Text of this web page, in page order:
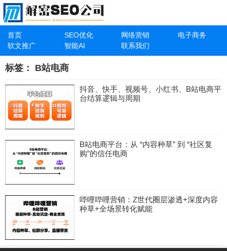
首页 SEO优化 网络营销
电子商务
软文推广
智能AI 联系我们
标签： B站电商
抖音、快手、视频号、小红书、B站电商平
台结算逻辑与周期
B站电商平台：从 “内容种草” 到 “社区复
购”的信任电商
哔哩哔哩营销：Z世代圈层渗透+深度内容
种草+全场景转化赋能